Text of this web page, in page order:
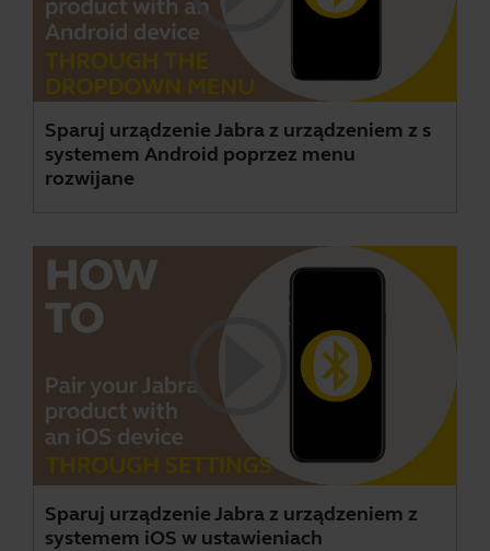
Sparuj urządzenie Jabra z urządzeniem z s
systemem Android poprzez menu
rozwijane
Sparuj urządzenie Jabra z urządzeniem z
systemem iOS w ustawieniach